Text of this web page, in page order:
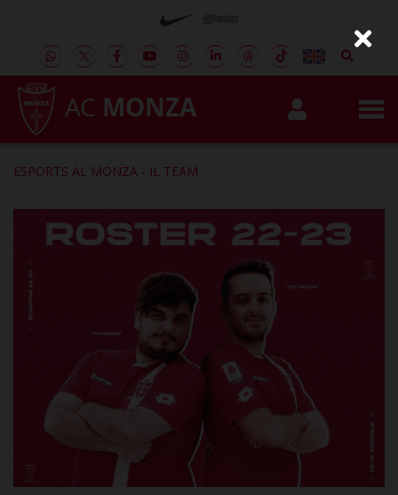
AC MONZA
ESPORTS AL MONZA - IL TEAM